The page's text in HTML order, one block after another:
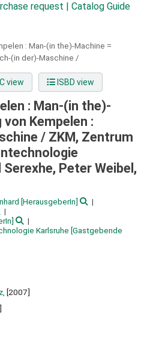
request | Catalog Guide
: Man-(in the)-Machine =
(in der)-Maschine /
view ISBD view
: Man-(in the)-
von Kempelen :
/ ZKM, Zentrum
Serexhe, Peter Weibel,
[HerausgeberIn]
Karlsruhe [Gastgebende
[2007]